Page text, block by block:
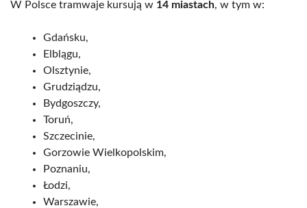
W Polsce tramwaje kursują w 14 miastach, w tym w:
Gdańsku,
Elblągu,
Olsztynie,
Grudziądzu,
Bydgoszczy,
Toruń,
Szczecinie,
Gorzowie Wielkopolskim,
Poznaniu,
Łodzi,
Warszawie,